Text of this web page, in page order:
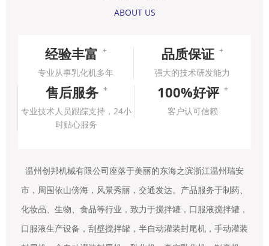
ABOUT US
经验丰富 +
专业从事乳化机多年
品质保证 +
强大的技术研发能力
售后服务 +
专业技术人员跟踪支持，24小
时贴心服务
100%好评 +
客户认可信赖
温州创邦机械有限公司座落于美丽的东海之滨浙江温州瑞安
市，周围依山傍海，风景秀丽，交通发达。产品服务于制药、
化妆品、生物、食品等行业，致力于搅拌罐，口服液搅拌罐，
口服液生产设备，刮壁搅拌罐，半自动灌装封尾机，手动灌装